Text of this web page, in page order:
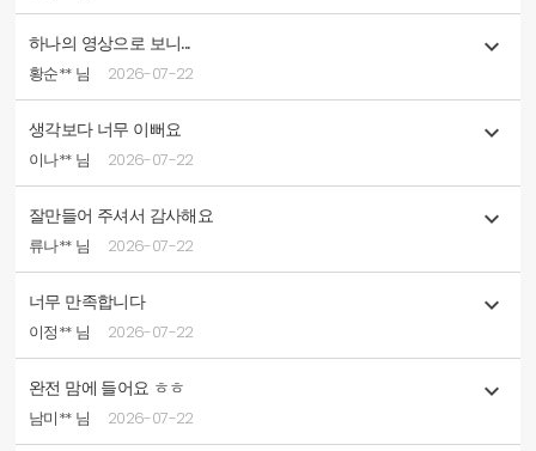
하나의 영상으로 보니...
황순** 님 2026-07-22

생각보다 너무 이뻐요
이나** 님 2026-07-22

잘만들어 주셔서 감사해요
류나** 님 2026-07-22

너무 만족합니다
이정** 님 2026-07-22

완전 맘에 들어요 ㅎㅎ
남미** 님 2026-07-22
